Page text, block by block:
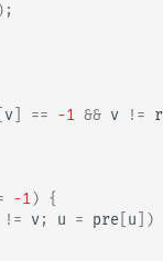
块
v == -1 && v !=
-1) {
!= v; u = pre u ])